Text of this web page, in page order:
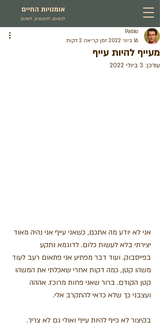
אומנויות החיים
לנשום, להקשיב, לאהוב
מעייף להיות עייף
Pablo
16 ביוני 2022
זמן קריאה 2 דקות
עודכן: 3 ביולי 2022
אני לא יודע מה אתכם, כשאני עייף אני נהיה מאוד
יצירתי בלא לעשות כלום. לדוגמא נתקע
בפייסבוק. ועוד דבר מפתיע אני פתאום רעב לעוד
משהו קטן, כמה דקות אחרי שאכלתי את המשהו
קטן הקודם. ברור שאני פחות מרוכז. אההה
ועצבני כך שלא כדאי להתקרב אלי.
בקיצור לא כייף להיות עייף ואולי גם לא צריך.